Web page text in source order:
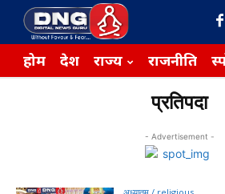
होम देश राज्य राजनीति
प्रतिपदा
- Advertisement -